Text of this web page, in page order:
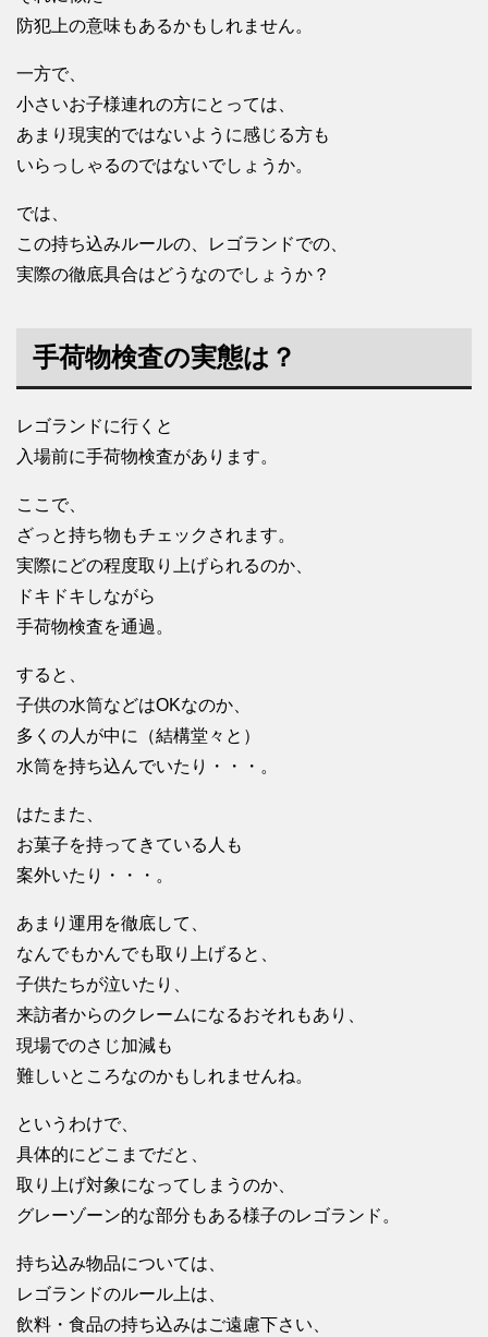
防犯上の意味もあるかもしれません。
一方で、
小さいお子様連れの方にとっては、
あまり現実的ではないように感じる方も
いらっしゃるのではないでしょうか。
では、
この持ち込みルールの、レゴランドでの、
実際の徹底具合はどうなのでしょうか？
手荷物検査の実態は？
レゴランドに行くと
入場前に手荷物検査があります。
ここで、
ざっと持ち物もチェックされます。
実際にどの程度取り上げられるのか、
ドキドキしながら
手荷物検査を通過。
すると、
子供の水筒などはOKなのか、
多くの人が中に（結構堂々と）
水筒を持ち込んでいたり・・・。
はたまた、
お菓子を持ってきている人も
案外いたり・・・。
あまり運用を徹底して、
なんでもかんでも取り上げると、
子供たちが泣いたり、
来訪者からのクレームになるおそれもあり、
現場でのさじ加減も
難しいところなのかもしれませんね。
というわけで、
具体的にどこまでだと、
取り上げ対象になってしまうのか、
グレーゾーン的な部分もある様子のレゴランド。
持ち込み物品については、
レゴランドのルール上は、
飲料・食品の持ち込みはご遠慮下さい、